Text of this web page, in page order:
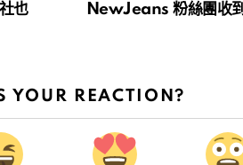
也
NewJeans 粉絲團收
YOUR REACTION?